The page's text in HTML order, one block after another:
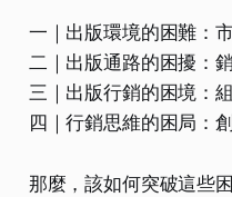
一｜出版環境的困難：
二｜出版通路的困擾：
三｜出版行銷的困境：
四｜行銷思維的困局：
那麼，該如何突破這些